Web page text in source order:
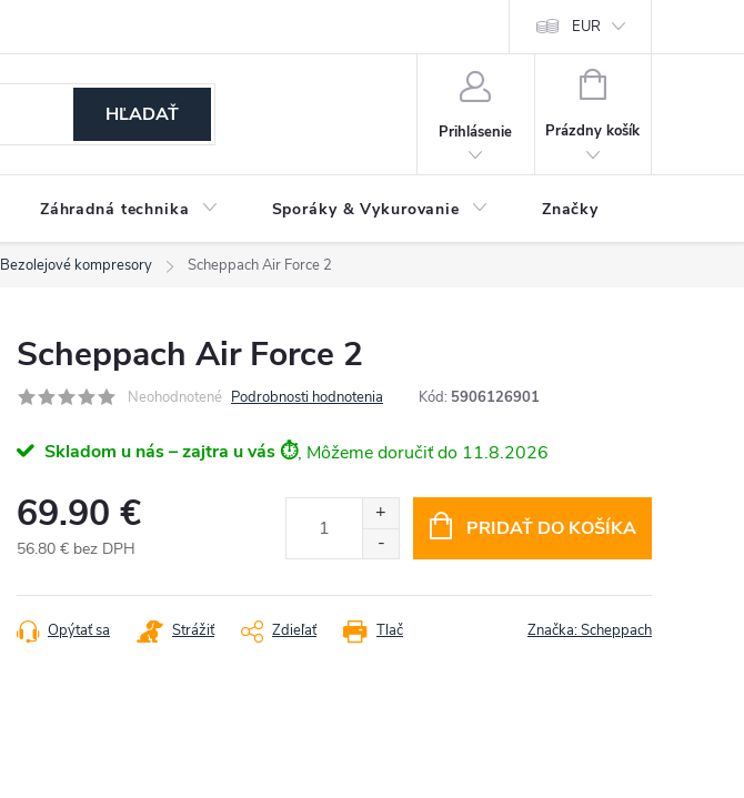
Reklamačný formulár
EUR
HĽADAŤ
Prihlásenie
NÁKUPNÝ
Prázdny košík
Záhradná technika Sporáky & Vykurovanie Značky
Bezolejové kompresory Scheppach Air Force 2
Scheppach Air Force 2
Neohodnotené Podrobnosti hodnotenia Kód: 5906126901
Skladom u nás – zajtra u vás ⏱️ 11.8.2026
69.90 €
56.80 € bez DPH
cena:
PRIDAŤ DO KOŠÍKA
Tlač
Opýtať sa Strážiť Zdieľať Značka:Scheppach